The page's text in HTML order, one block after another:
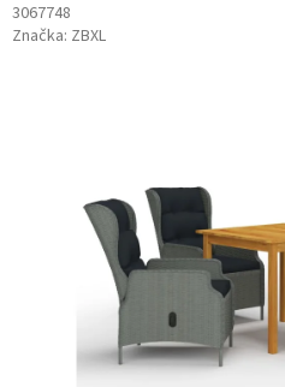
3067748
Značka: ZBXL